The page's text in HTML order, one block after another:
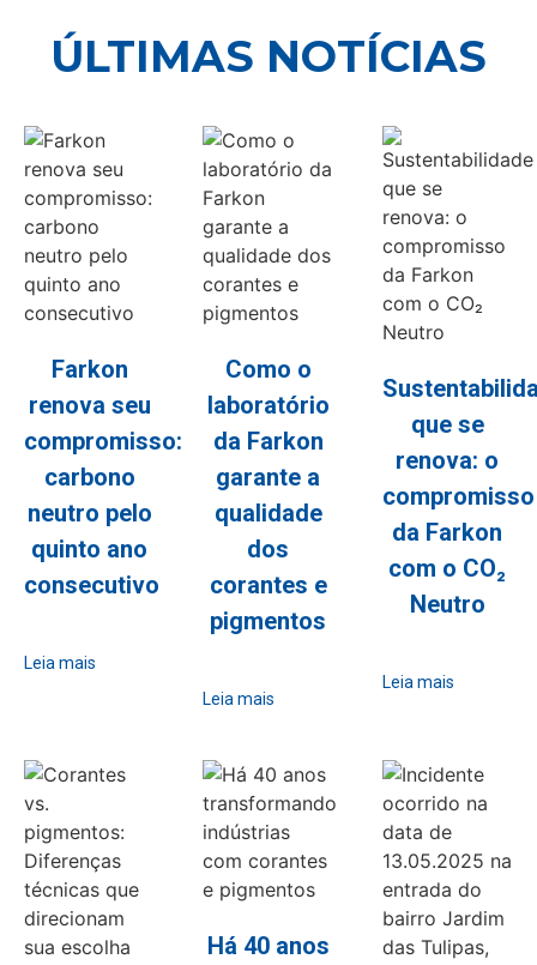
ÚLTIMAS NOTÍCIAS
Farkon
renova seu
compromisso:
carbono
neutro pelo
quinto ano
consecutivo
Leia mais
Como o
laboratório
da Farkon
garante a
qualidade
dos
corantes e
pigmentos
Leia mais
que se
renova: o
compromisso
da Farkon
com o CO₂
Neutro
Leia mais
Há 40 anos